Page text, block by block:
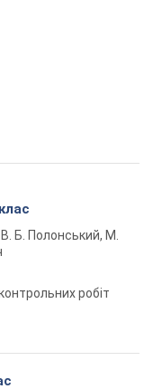
Б. Полонський, М.
робіт